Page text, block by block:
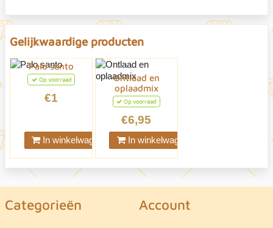
Gelijkwaardige producten
Palo santo
Op voorraad
€1
In winkelwagen
Ontlaad en
oplaadmix
Op voorraad
€6,95
In winkelwagen
Categorieën Account